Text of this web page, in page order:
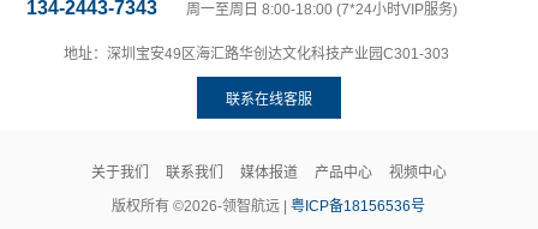
134-2443-7343 周一至周日 8:00-18:00 (7*24小时VIP服务)
地址：深圳宝安49区海汇路华创达文化科技产业园C301-303
联系在线客服
关于我们 联系我们 媒体报道 产品中心
视频中心
版权所有 ©2026-领智航远 |粤ICP备18156536号